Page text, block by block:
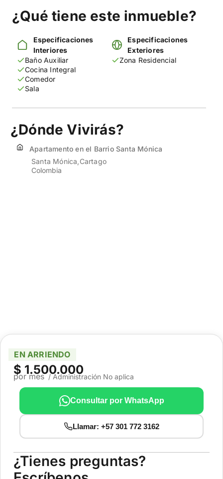
¿Qué tiene este inmueble?
Especificaciones
Interiores
Baño Auxiliar
Cocina Integral
Comedor
Sala
Especificaciones
Exteriores
Zona Residencial
¿Dónde Vivirás?
Apartamento en el Barrio Santa Mónica
Santa Mónica Cartago
Colombia
EN ARRIENDO
$ 1.500.000
por mes / Administración No aplica
Consultar por WhatsApp
Llamar: +57 301 772 3162
¿Tienes preguntas?